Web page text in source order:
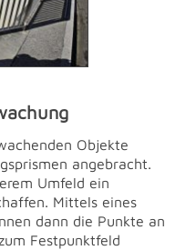
Objekte
angebracht.
Umfeld ein
Mittels eines
dann die Punkte an
Festpunktfeld